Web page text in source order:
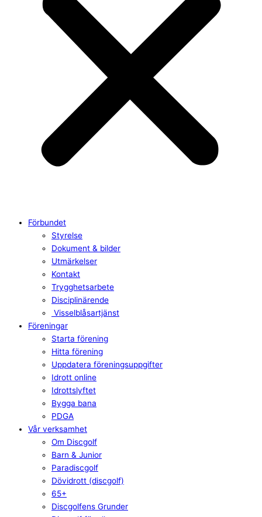
Förbundet
Styrelse
Dokument & bilder
Utmärkelser
Kontakt
Trygghetsarbete
Disciplinärende
Visselblåsartjänst
Föreningar
Starta förening
Hitta förening
Uppdatera föreningsuppgifter
Idrott online
Idrottslyftet
Bygga bana
PDGA
Vår verksamhet
Om Discgolf
Barn & Junior
Paradiscgolf
Dövidrott (discgolf)
65+
Discgolfens Grunder